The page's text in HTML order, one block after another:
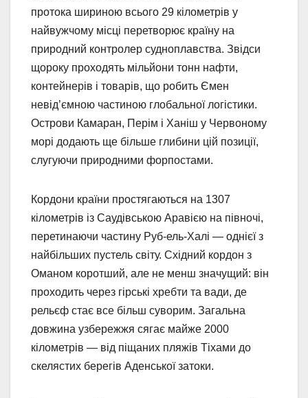
протока шириною всього 29 кілометрів у
найвужчому місці перетворює країну на
природний контролер судноплавства. Звідси
щороку проходять мільйони тонн нафти,
контейнерів і товарів, що робить Ємен
невід’ємною частиною глобальної логістики.
Острови Камаран, Перім і Ханіш у Червоному
морі додають ще більше глибини цій позиції,
слугуючи природними форпостами.
Кордони країни простягаються на 1307
кілометрів із Саудівською Аравією на півночі,
перетинаючи частину Руб-ель-Халі — однієї з
найбільших пустель світу. Східний кордон з
Оманом коротший, але не менш значущий: він
проходить через гірські хребти та вади, де
рельєф стає все більш суворим. Загальна
довжина узбережжя сягає майже 2000
кілометрів — від піщаних пляжів Тіхами до
скелястих берегів Аденської затоки.